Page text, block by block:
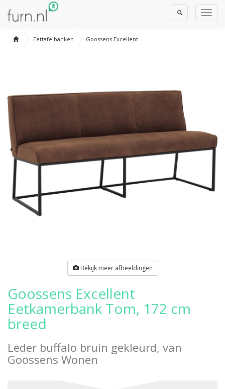
Toggle
Search
Eettafelbanken Goossens Excellent...
Bekijk meer afbeeldingen
Goossens Excellent
Eetkamerbank Tom, 172 cm
breed
Leder buffalo bruin gekleurd, van
Goossens Wonen